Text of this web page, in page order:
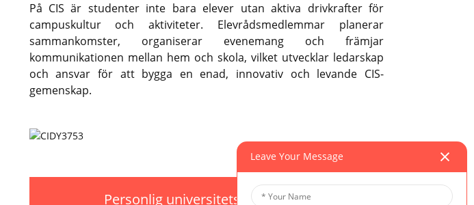
På CIS är studenter inte bara elever utan aktiva drivkrafter för
campuskultur och aktiviteter. Elevrådsmedlemmar planerar
sammankomster, organiserar evenemang och främjar
kommunikationen mellan hem och skola, vilket utvecklar ledarskap
och ansvar för att bygga en enad, innovativ och levande CIS-
gemenskap.
Personlig universitetsvägledning
Leave Your Message